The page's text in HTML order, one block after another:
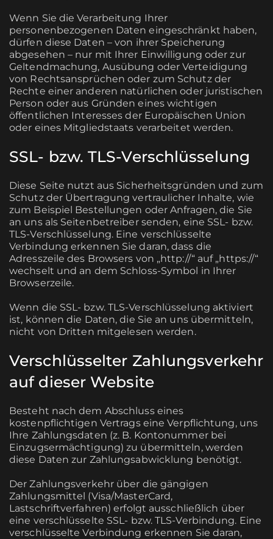
Wenn Sie die Verarbeitung Ihrer
personenbezogenen Daten eingeschränkt haben,
dürfen diese Daten – von ihrer Speicherung
abgesehen – nur mit Ihrer Einwilligung oder zur
Geltendmachung, Ausübung oder Verteidigung
von Rechtsansprüchen oder zum Schutz der
Rechte einer anderen natürlichen oder juristischen
Person oder aus Gründen eines wichtigen
öffentlichen Interesses der Europäischen Union
oder eines Mitgliedstaats verarbeitet werden.
SSL- bzw. TLS-Verschlüsselung
Diese Seite nutzt aus Sicherheitsgründen und zum
Schutz der Übertragung vertraulicher Inhalte, wie
zum Beispiel Bestellungen oder Anfragen, die Sie
an uns als Seitenbetreiber senden, eine SSL- bzw.
TLS-Verschlüsselung. Eine verschlüsselte
Verbindung erkennen Sie daran, dass die
Adresszeile des Browsers von „http://“ auf „https://“
wechselt und an dem Schloss-Symbol in Ihrer
Browserzeile.
Wenn die SSL- bzw. TLS-Verschlüsselung aktiviert
ist, können die Daten, die Sie an uns übermitteln,
nicht von Dritten mitgelesen werden.
Verschlüsselter Zahlungsverkehr
auf dieser Website
Besteht nach dem Abschluss eines
kostenpflichtigen Vertrags eine Verpflichtung, uns
Ihre Zahlungsdaten (z. B. Kontonummer bei
Einzugsermächtigung) zu übermitteln, werden
diese Daten zur Zahlungsabwicklung benötigt.
Der Zahlungsverkehr über die gängigen
Zahlungsmittel (Visa/MasterCard,
Lastschriftverfahren) erfolgt ausschließlich über
eine verschlüsselte SSL- bzw. TLS-Verbindung. Eine
verschlüsselte Verbindung erkennen Sie daran,